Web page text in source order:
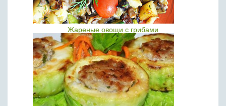
Жареные овощи с грибами